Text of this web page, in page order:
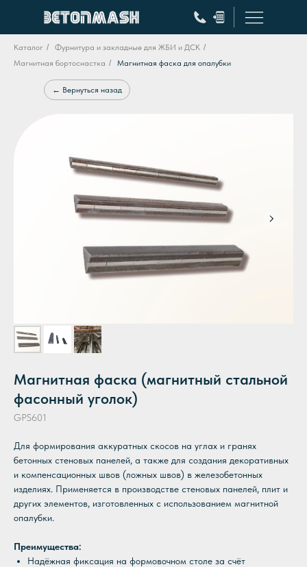
Каталог / Фурнитура и закладные для ЖБИ и ДСК /
Магнитная бортоснастка / Магнитная фаска для опалубки
← Вернуться назад
Магнитная фаска (магнитный стальной
фасонный уголок)
GPS601
Для формирования аккуратных скосов на углах и гранях
бетонных стеновых панелей, а также для создания декоративных
и компенсационных швов (ложных швов) в железобетонных
изделиях. Применяется в производстве стеновых панелей, плит и
других элементов, изготовленных с использованием магнитной
опалубки.
Преимущества:
Надёжная фиксация на формовочном столе за счёт